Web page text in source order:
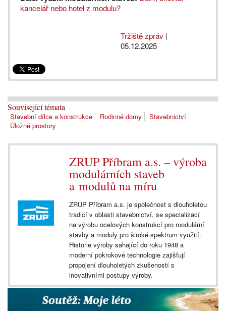
kancelář nebo hotel z modulu?
Tržiště zpráv |
05.12.2025
Související témata
Stavební dílce a konstrukce Rodinné domy
Stavebnictví
Úložné prostory
ZRUP Příbram a.s. – výroba
modulárních staveb
a modulů na míru
ZRUP Příbram a.s. je společnost s dlouholetou
tradicí v oblasti stavebnictví, se specializací
na výrobu ocelových konstrukcí pro modulární
stavby a moduly pro široké spektrum využití.
Historie výroby sahající do roku 1948 a
moderní pokrokové technologie zajišťují
propojení dlouholetých zkušeností s
inovativními postupy výroby.